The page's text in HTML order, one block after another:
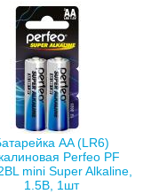
AA (LR6)
Perfeo PF
mini Super Alkaline,
1.5В, 1шт